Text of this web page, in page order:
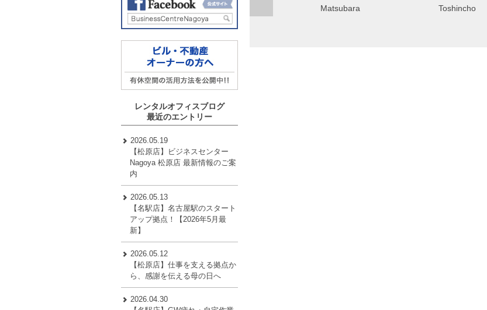
Matsubara
Toshincho
Tobfushimi
レンタルオフィスブログ
最近のエントリー
2026.05.19
【松原店】ビジネスセンター
Nagoya 松原店 最新情報のご案
内
2026.05.13
【名駅店】名古屋駅のスタート
アップ拠点！【2026年5月最
新】
2026.05.12
【松原店】仕事を支える拠点か
ら、感謝を伝える母の日へ
2026.04.30